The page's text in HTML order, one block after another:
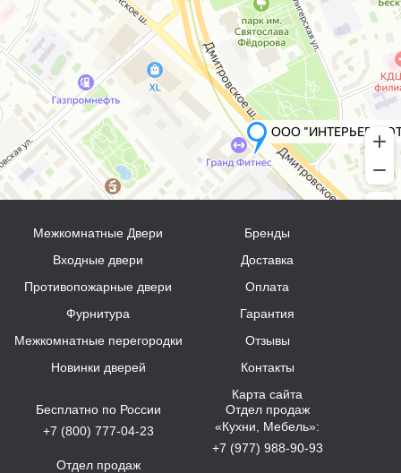
Межкомнатные Двери
Входные двери
Противопожарные двери
Фурнитура
Межкомнатные перегородки
Новинки дверей
Бренды
Доставка
Оплата
Гарантия
Отзывы
Контакты
Карта сайта
Бесплатно по России
+7 (800) 777-04-23
Отдел продаж
Отдел продаж
«Кухни, Мебель»:
+7 (977) 988-90-93